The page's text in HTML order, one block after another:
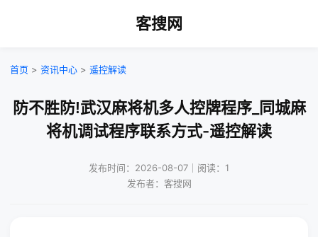
客搜网
首页 > 资讯中心 > 遥控解读
防不胜防!武汉麻将机多人控牌程序_同城麻
将机调试程序联系方式-遥控解读
发布时间：2026-08-07｜阅读：1
发布者：客搜网